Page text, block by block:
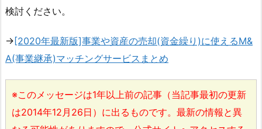
検討ください。
→[2020年最新版]事業や資産の売却(資金繰り)に使えるM&
A(事業継承)マッチングサービスまとめ
※このメッセージは1年以上前の記事（当記事最初の更新
は2014年12月26日）に出るものです。最新の情報と異